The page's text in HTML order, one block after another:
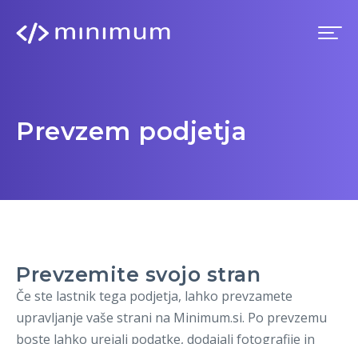
Prednosti
Imenik
Prijava
Prevzem podjetja
Prevzemite svojo stran
Če ste lastnik tega podjetja, lahko prevzamete
upravljanje vaše strani na Minimum.si. Po prevzemu
boste lahko urejali podatke, dodajali fotografije in